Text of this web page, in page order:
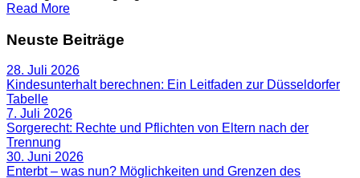
Read More
Neuste Beiträge
28. Juli 2026
Kindesunterhalt berechnen: Ein Leitfaden zur Düsseldorfer
Tabelle
7. Juli 2026
Sorgerecht: Rechte und Pflichten von Eltern nach der
Trennung
30. Juni 2026
Enterbt – was nun? Möglichkeiten und Grenzen des